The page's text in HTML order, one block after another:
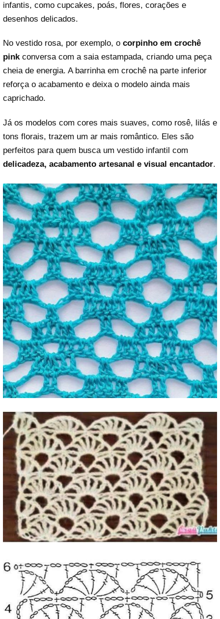
infantis, como cupcakes, poás, flores, corações e
desenhos delicados.
No vestido rosa, por exemplo, o corpinho em crochê
pinkconversa com a saia estampada, criando uma peça
cheia de energia. A barrinha em crochê na parte inferior
reforça o acabamento e deixa o modelo ainda mais
caprichado.
Já os modelos com cores mais suaves, como rosê, lilás e
tons florais, trazem um ar mais romântico. Eles são
perfeitos para quem busca um vestido infantil com
delicadeza, acabamento artesanal e visual encantador.